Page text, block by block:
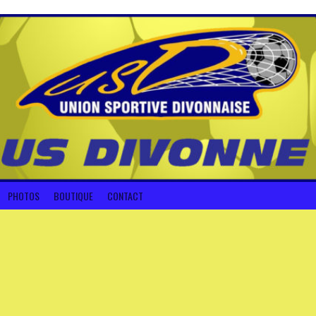
PHOTOS BOUTIQUE CONTACT